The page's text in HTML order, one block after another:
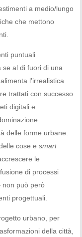
a medio/lungo
che mettono
puntuali
se al di fuori di una
l’irrealistica
trattati con successo
digitali e
delle forme urbane.
cose esmart
le
di processi
non può però
progettuali.
urbano, per
della città,